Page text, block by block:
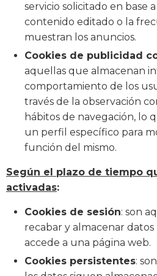
servicio solicitado en base
contenido editado o la
muestran los anuncios.
Cookies de publicidad
aquellas que almacenan
comportamiento de los
través de la observación
hábitos de navegación, lo
un perfil específico para
función del mismo.
Según el plazo de tiempo
activadas:
Cookies de sesión: son
recabar y almacenar
accede a una página web.
Cookies persistentes: